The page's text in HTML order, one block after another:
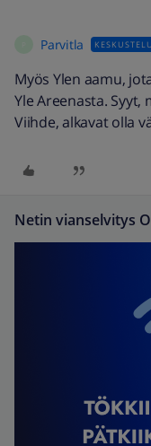
Parvitla
Myös Ylen aamu,
Yle Areenasta. Syyt,
Viihde, alkavat olla
Netin vianselvitys